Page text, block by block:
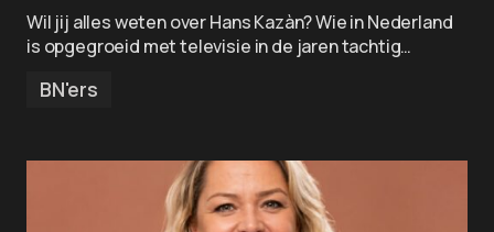
Wil jij alles weten over Hans Kazàn? Wie in Nederland
is opgegroeid met televisie in de jaren tachtig…
BN'ers